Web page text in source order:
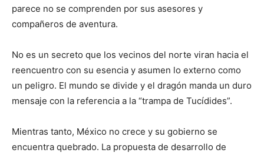
parece no se comprenden por sus asesores y
compañeros de aventura.
No es un secreto que los vecinos del norte viran hacia el
reencuentro con su esencia y asumen lo externo como
un peligro. El mundo se divide y el dragón manda un duro
mensaje con la referencia a la “trampa de Tucídides”.
Mientras tanto, México no crece y su gobierno se
encuentra quebrado. La propuesta de desarrollo de